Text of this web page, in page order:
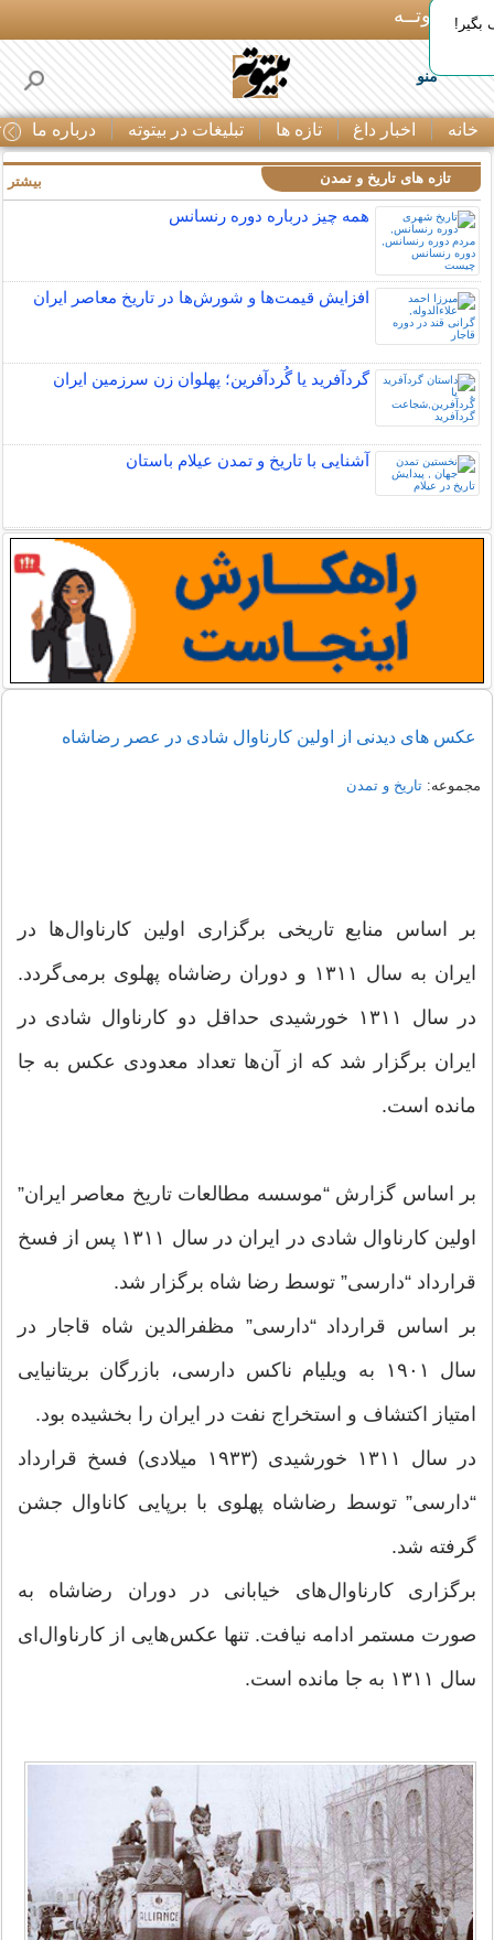
بـیتوتــه
منو
خانه اخبار داغ تازه ها تبلیغات در بیتوته درباره ما
تازه های تاریخ و تمدن
همه چیز درباره دوره رنسانس
افزایش قیمت‌ها و شورش‌ها در تاریخ معاصر ایران
گردآفرید یا گُردآفرین؛ پهلوان زن سرزمین ایران
آشنایی با تاریخ و تمدن عیلام باستان
بیشتر
عکس های دیدنی از اولین کارناوال‌ شادی در عصر رضاشاه
مجموعه:تاریخ و تمدن
بر اساس منابع تاریخی برگزاری اولین‌ کارناوال‌ها در
ایران به سال ۱۳۱۱ و دوران رضاشاه پهلوی برمی‌گردد.
در سال ۱۳۱۱ خورشیدی حداقل دو کارناوال شادی در
ایران برگزار شد که از آن‌ها تعداد معدودی عکس به جا
مانده است.
بر اساس گزارش “موسسه مطالعات تاریخ معاصر ایران”
اولین کارناوال شادی در ایران در سال ۱۳۱۱ پس از فسخ
قرارداد “دارسی” توسط رضا شاه برگزار شد.
بر اساس قرارداد “دارسی” مظفرالدین شاه قاجار در
سال ۱۹۰۱ به ویلیام ناکس دارسی، بازرگان بریتانیایی
امتیاز اکتشاف و استخراج نفت در ایران را بخشیده بود.
در سال ۱۳۱۱ خورشیدی (۱۹۳۳ میلادی) فسخ قرارداد
“دارسی” توسط رضاشاه پهلوی با برپایی کاناوال جشن
گرفته شد.
برگزاری کارناوال‌های خیابانی در دوران رضاشاه به
صورت مستمر ادامه نیافت. تنها عکس‌هایی از کارناوال‌ای
سال ۱۳۱۱ به جا مانده است.